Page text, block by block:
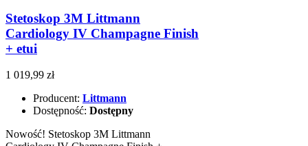
Stetoskop 3M Littmann
Cardiology IV Champagne Finish
+ etui
1 019,99 zł
Producent: Littmann
Dostępność: Dostępny
Nowość! Stetoskop 3M Littmann